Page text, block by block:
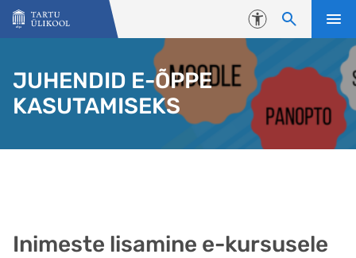
Liigu edasi põhisisu juurde
Juurdepääsetavus
JUHENDID E-ÕPPE
KASUTAMISEKS
Inimeste lisamine e-kursusele